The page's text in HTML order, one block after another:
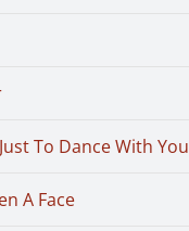
To Dance With You
A Face